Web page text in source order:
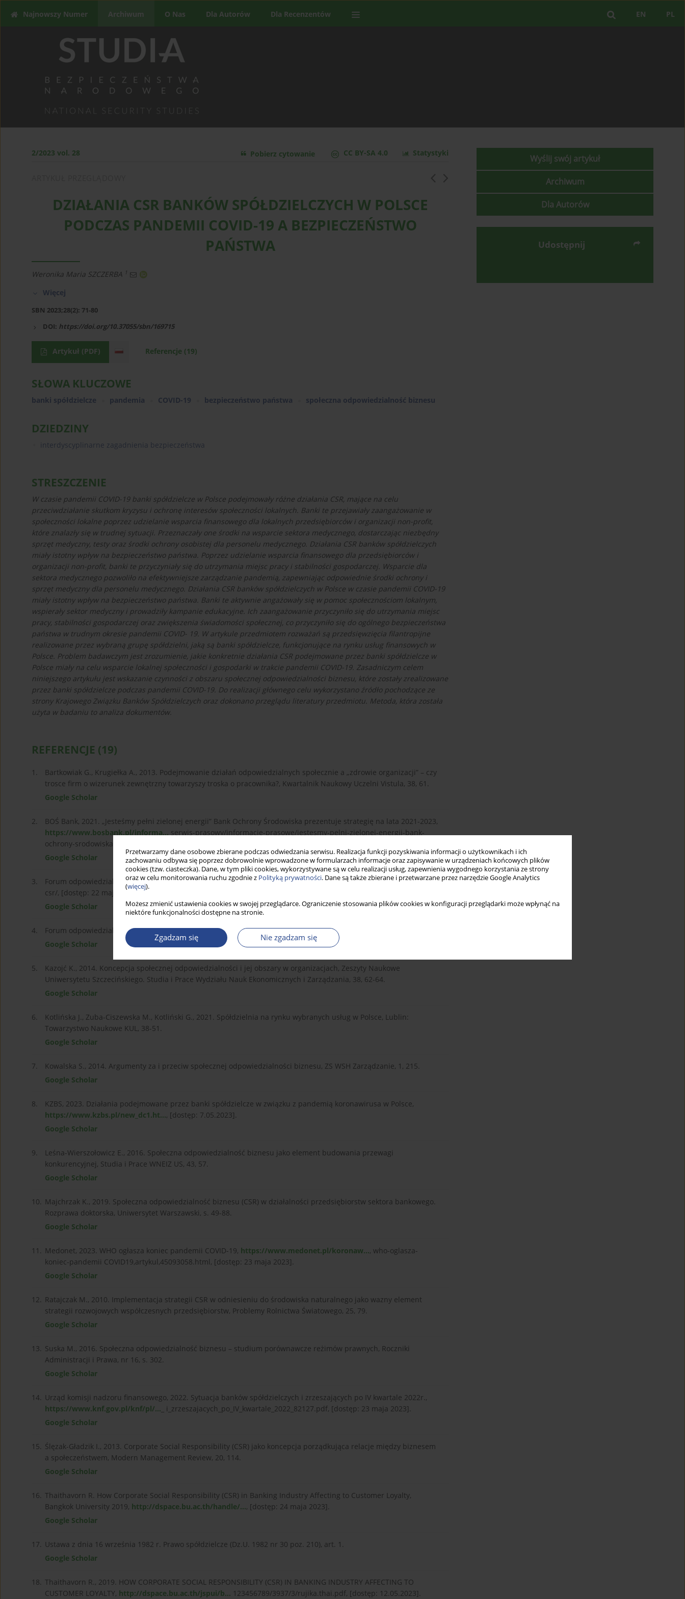
Przetwarzamy dane osobowe zbierane podczas odwiedzania serwisu. Realizacja funkcji pozyskiwania informacji o użytkownikach i ich
zachowaniu odbywa się poprzez dobrowolnie wprowadzone w formularzach informacje oraz zapisywanie w urządzeniach końcowych plików
cookies (tzw. ciasteczka). Dane, w tym pliki cookies, wykorzystywane są w celu realizacji usług, zapewnienia wygodnego korzystania ze strony
oraz w celu monitorowania ruchu zgodnie z Polityką prywatności. Dane są także zbierane i przetwarzane przez narzędzie Google Analytics
(więcej).
Możesz zmienić ustawienia cookies w swojej przeglądarce. Ograniczenie stosowania plików cookies w konfiguracji przeglądarki może wpłynąć na
niektóre funkcjonalności dostępne na stronie.
Zgadzam się Nie zgadzam się
PL
EN
Najnowszy Numer Archiwum O Nas Dla Autorów Dla Recenzentów
2/2023 vol. 28 Statystyki
CC BY-SA 4.0
Pobierz cytowanie
DZIAŁANIA CSR BANKÓW SPÓŁDZIELCZYCH W POLSCE
PODCZAS PANDEMII COVID-19 A BEZPIECZEŃSTWO
PAŃSTWA
Weronika Maria SZCZERBA 1
Więcej
SBN 2023;28(2): 71-80
DOI: https://doi.org/10.37055/sbn/169715
Artykuł (PDF) Referencje (19)
SŁOWA KLUCZOWE
banki spółdzielcze pandemia COVID-19 bezpieczeństwo państwa społeczna odpowiedzialność biznesu
DZIEDZINY
interdyscyplinarne zagadnienia bezpieczeństwa
STRESZCZENIE
W czasie pandemii COVID-19 banki spółdzielcze w Polsce podejmowały różne działania CSR, mające na celu
przeciwdziałanie skutkom kryzysu i ochronę interesów społeczności lokalnych. Banki te przejawiały zaangażowanie w
społeczności lokalne poprzez udzielanie wsparcia finansowego dla lokalnych przedsiębiorców i organizacji non-profit,
które znalazły się w trudnej sytuacji. Przeznaczały one środki na wsparcie sektora medycznego, dostarczając niezbędny
sprzęt medyczny, testy oraz środki ochrony osobistej dla personelu medycznego. Działania CSR banków spółdzielczych
miały istotny wpływ na bezpieczeństwo państwa. Poprzez udzielanie wsparcia finansowego dla przedsiębiorców i
organizacji non-profit, banki te przyczyniały się do utrzymania miejsc pracy i stabilności gospodarczej. Wsparcie dla
sektora medycznego pozwoliło na efektywniejsze zarządzanie pandemią, zapewniając odpowiednie środki ochrony i
sprzęt medyczny dla personelu medycznego. Działania CSR banków spółdzielczych w Polsce w czasie pandemii COVID-19
miały istotny wpływ na bezpieczeństwo państwa. Banki te aktywnie angażowały się w pomoc społecznościom lokalnym,
wspierały sektor medyczny i prowadziły kampanie edukacyjne. Ich zaangażowanie przyczyniło się do utrzymania miejsc
pracy, stabilności gospodarczej oraz zwiększenia świadomości społecznej, co przyczyniło się do ogólnego bezpieczeństwa
państwa w trudnym okresie pandemii COVID- 19. W artykule przedmiotem rozważań są przedsięwzięcia filantropijne
realizowane przez wybraną grupę spółdzielni, jaką są banki spółdzielcze, funkcjonujące na rynku usług finansowych w
Polsce. Problem badawczym jest zrozumienie, jakie konkretnie działania CSR podejmowane przez banki spółdzielcze w
Polsce miały na celu wsparcie lokalnej społeczności i gospodarki w trakcie pandemii COVID-19. Zasadniczym celem
niniejszego artykułu jest wskazanie czynności z obszaru społecznej odpowiedzialności biznesu, które zostały zrealizowane
przez banki spółdzielcze podczas pandemii COVID-19. Do realizacji głównego celu wykorzystano źródło pochodzące ze
strony Krajowego Związku Banków Spółdzielczych oraz dokonano przeglądu literatury przedmiotu. Metoda, która została
użyta w badaniu to analiza dokumentów.
REFERENCJE (19)
1.
Bartkowiak G., Krugiełka A., 2013. Podejmowanie działań odpowiedzialnych społecznie a „zdrowie organizacji” – czy
trosce firm o wizerunek zewnętrzny towarzyszy troska o pracownika?, Kwartalnik Naukowy Uczelni Vistula, 38, 61.
Google Scholar
2.
BOŚ Bank, 2021. „Jesteśmy pełni zielonej energii” Bank Ochrony Środowiska prezentuje strategię na lata 2021-2023,
https://www.bosbank.pl/informa... serwis-prasowy/informacje-prasowe/jestesmy-pelni-zielonej-energii-bank-
ochrony-srodowiskaprezentuje- strategie-na-lata-2021-2023, [dostęp: 12 maja 2023].
Google Scholar
3. Forum odpowiedzialnego biznesu, 2011. Filantropia a CSR,https://odpowiedzialnybiznes.p...artykuly/filantropia-a-
csr/, [dostęp: 22 maja 2023].
Google Scholar
4. Forum odpowiedzialnego biznesu, ISO 26 000https://odpowiedzialnybiznes.p...iso-26-000/, [dostęp: 19.04.2023].
Google Scholar
5.
Kazojć K., 2014. Koncepcja społecznej odpowiedzialności i jej obszary w organizacjach, Zeszyty Naukowe
Uniwersytetu Szczecińskiego. Studia i Prace Wydziału Nauk Ekonomicznych i Zarządzania, 38, 62-64.
Google Scholar
6.
Kotlińska J., Zuba-Ciszewska M., Kotliński G., 2021. Spółdzielnia na rynku wybranych usług w Polsce, Lublin:
Towarzystwo Naukowe KUL, 38-51.
Google Scholar
7.
Kowalska S., 2014. Argumenty za i przeciw społecznej odpowiedzialności biznesu, ZS WSH Zarządzanie, 1, 215.
Google Scholar
8.
KZBS, 2023. Działania podejmowane przez banki spółdzielcze w związku z pandemią koronawirusa w Polsce,
https://www.kzbs.pl/new_dc1.ht..., [dostęp: 7.05.2023].
Google Scholar
9.
Leśna-Wierszołowicz E., 2016. Społeczna odpowiedzialność biznesu jako element budowania przewagi
konkurencyjnej, Studia i Prace WNEIZ US, 43, 57.
Google Scholar
10. Majchrzak K., 2019. Społeczna odpowiedzialność biznesu (CSR) w działalności przedsiębiorstw sektora bankowego.
Rozprawa doktorska, Uniwersytet Warszawski, s. 49-88.
Google Scholar
11. Medonet, 2023. WHO ogłasza koniec pandemii COVID-19, https://www.medonet.pl/koronaw..., who-oglasza-
koniec-pandemii COVID19,artykul,45093058.html, [dostęp: 23 maja 2023].
Google Scholar
12. Ratajczak M., 2010. Implementacja strategii CSR w odniesieniu do środowiska naturalnego jako wazny element
strategii rozwojowych współczesnych przedsiębiorstw, Problemy Rolnictwa Światowego, 25, 79.
Google Scholar
13. Suska M., 2016. Społeczna odpowiedzialność biznesu – studium porównawcze reżimów prawnych, Roczniki
Administracji i Prawa, nr 16, s. 302.
Google Scholar
14. Urząd komisji nadzoru finansowego, 2022. Sytuacja banków spółdzielczych i zrzeszających po IV kwartale 2022r.,
https://www.knf.gov.pl/knf/pl/... _ i_zrzeszajacych_po_IV_kwartale_2022_82127.pdf, [dostęp: 23 maja 2023].
Google Scholar
15. Ślęzak-Gładzik I., 2013. Corporate Social Responsibility (CSR) jako koncepcja porządkująca relacje między biznesem
a społeczeństwem, Modern Management Review, 20, 114.
Google Scholar
16. Thaithavorn R. How Corporate Social Responsibility (CSR) in Banking Industry Affecting to Customer Loyalty,
Bangkok University 2019, http://dspace.bu.ac.th/handle/..., [dostęp: 24 maja 2023].
Google Scholar
17. Ustawa z dnia 16 września 1982 r. Prawo spółdzielcze (Dz.U. 1982 nr 30 poz. 210), art. 1.
Google Scholar
18. Thaithavorn R., 2019. HOW CORPORATE SOCIAL RESPONSIBILITY (CSR) IN BANKING INDUSTRY AFFECTING TO
CUSTOMER LOYALTY, http://dspace.bu.ac.th/jspui/b... 123456789/3937/3/rujika.thai.pdf, [dostęp: 12.05.2023].
Wyślij swój artykuł
Archiwum
Dla Autorów
Udostępnij